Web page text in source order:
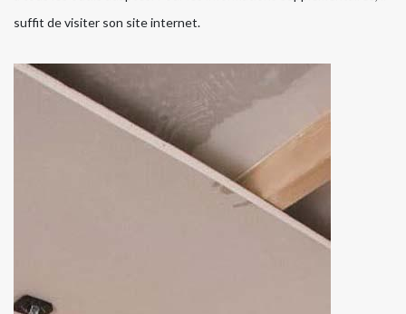
suffit de visiter son site internet.